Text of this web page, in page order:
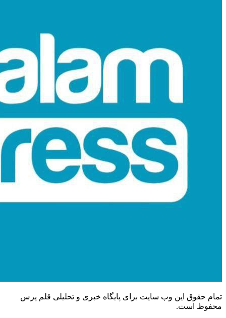
تمام حقوق این وب سایت برای پایگاه خبری و تحلیلی قلم پرس
محفوظ است.